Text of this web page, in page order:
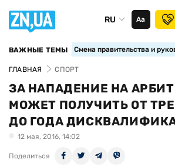
RU Аа
ВАЖНЫЕ ТЕМЫ Смена правительства и
ГЛАВНАЯ СПОРТ
ЗА НАПАДЕНИЕ НА
МОЖЕТ ПОЛУЧИТЬ ОТ
ДО ГОДА
12 мая, 2016, 14:02
Поделиться